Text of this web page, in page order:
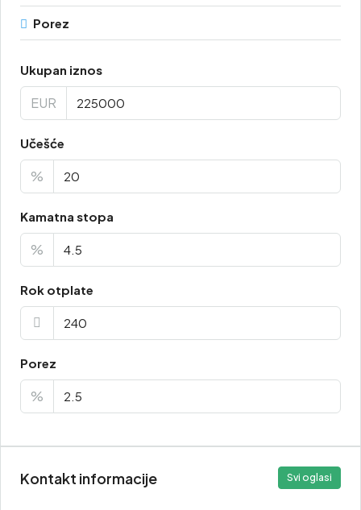
Porez
Ukupan iznos
EUR
Učešće
%
Kamatna stopa
%
Rok otplate
Porez
%
Kontakt informacije Svi oglasi